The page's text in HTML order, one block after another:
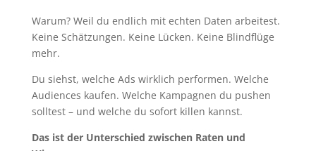
Warum? Weil du endlich mit echten Daten arbeitest.
Keine Schätzungen. Keine Lücken. Keine Blindflüge
mehr.
Du siehst, welche Ads wirklich performen. Welche
Audiences kaufen. Welche Kampagnen du pushen
solltest – und welche du sofort killen kannst.
Das ist der Unterschied zwischen Raten und